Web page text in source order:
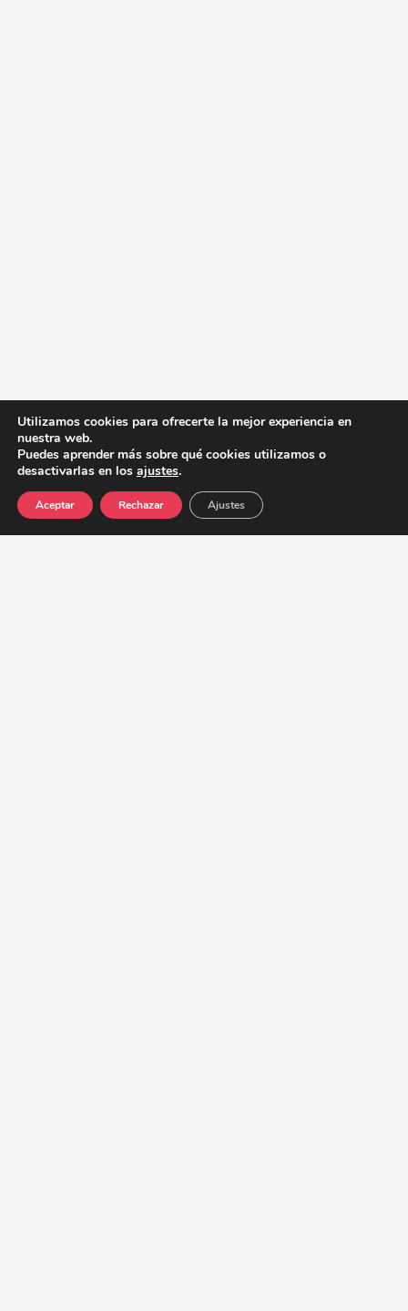
Utilizamos cookies para ofrecerte la mejor experiencia en
nuestra web.
Puedes aprender más sobre qué cookies utilizamos o
desactivarlas en los ajustes.
Aceptar Rechazar Ajustes